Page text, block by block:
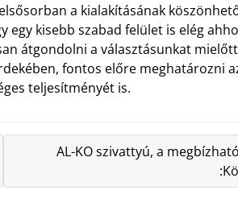
a kialakításának
kisebb szabad felület is elég
átgondolni a választásunkat mielőtt
fontos előre meghatározni
teljesítményét is.
AL-KO szivattyú, a megbízható